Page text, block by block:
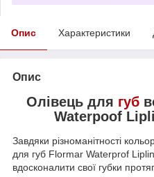
Опис Характеристики
Опис
Олівець для губ
Waterpoof
Завдяки різноманітності
для губ Flormar Waterprof
вдосконалити свої губки